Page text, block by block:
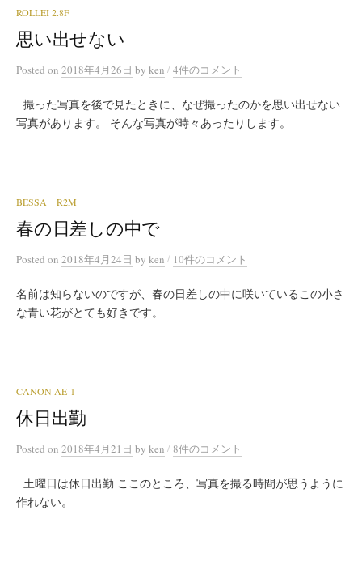
ROLLEI 2.8F
思い出せない
Posted on 2018年4月26日 by ken /4件のコメント
撮った写真を後で見たときに、なぜ撮ったのかを思い出せない
写真があります。 そんな写真が時々あったりします。
BESSA R2M
春の日差しの中で
Posted on 2018年4月24日 by ken / 10件のコメント
名前は知らないのですが、春の日差しの中に咲いているこの小さ
な青い花がとても好きです。
CANON AE-1
休日出勤
Posted on 2018年4月21日 by ken / 8件のコメント
土曜日は休日出勤 ここのところ、写真を撮る時間が思うように
作れない。